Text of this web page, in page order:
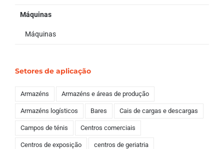
Máquinas
Máquinas
Setores de aplicação
Armazéns Armazéns e áreas de produção
Armazéns logísticos Bares Cais de cargas e descargas
Campos de ténis Centros comerciais
Centros de exposição centros de geriatria